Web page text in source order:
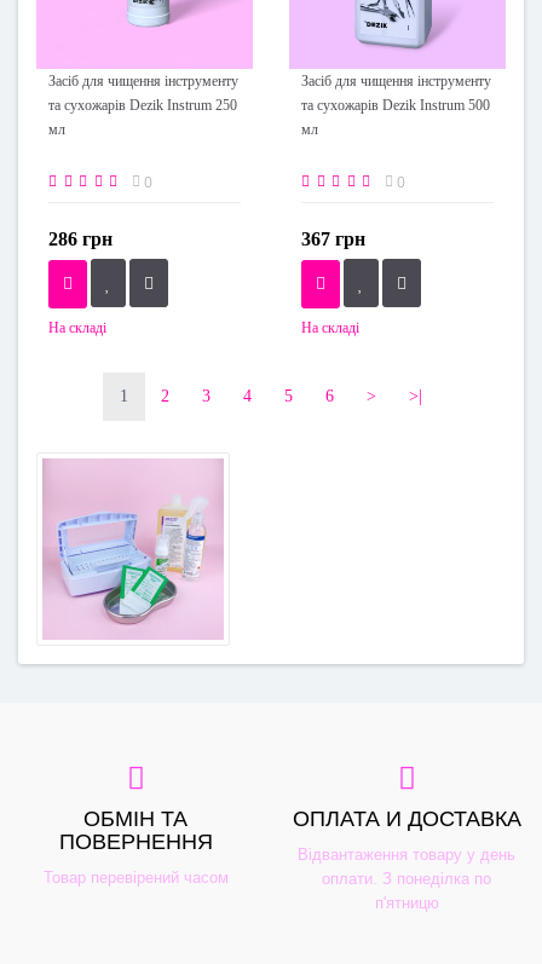
Засіб для чищення інструменту
та сухожарів Dezik Instrum 250
мл
0
286 грн
На складі
Засіб для чищення інструменту
та сухожарів Dezik Instrum 500
мл
0
367 грн
На складі
1 2 3 4 5 6 > >|
ОБМІН ТА
ПОВЕРНЕННЯ
Товар перевірений часом
ОПЛАТА И ДОСТАВКА
Відвантаження товару у день
оплати. З понеділка по
п'ятницю